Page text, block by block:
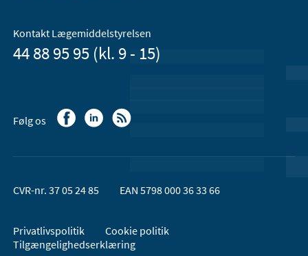
Kontakt Lægemiddelstyrelsen
44 88 95 95 (kl. 9 - 15)
Følg os
CVR-nr. 37 05 24 85 EAN 5798 000 36 33 66
Privatlivspolitik
Cookie politik
Tilgængelighedserklæring